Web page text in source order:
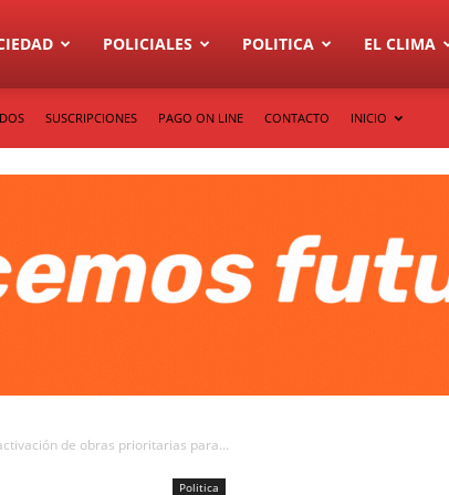
POLICIALES POLITICA EL CLIMA
SUSCRIPCIONES PAGO ON LINE CONTACTO INICIO
de obras prioritarias para...
Politica